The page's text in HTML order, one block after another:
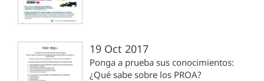
19 Oct 2017
Ponga a prueba sus conocimientos:
¿Qué sabe sobre los PROA?